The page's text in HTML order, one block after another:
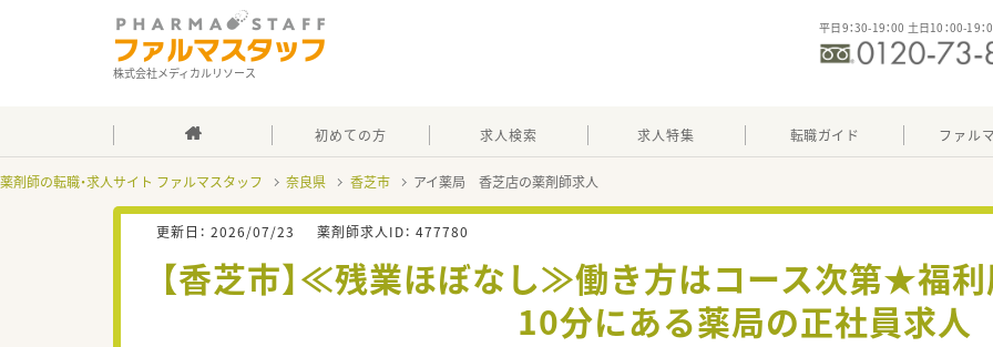
株式会社メディカルリソース
平日9：30-19：00 土日10：00-19
初めての方 求人検索 求人特集 転職ガイド ファル
薬剤師の転職・求人サイト ファルマスタッフ 奈良県 香芝市 アイ薬局 香芝店の薬剤師求人
更新日： 2026/07/23 薬剤師求人ID： 477780
【香芝市】≪残業ほぼなし≫働き方はコース次第★福
10分にある薬局の正社員求人